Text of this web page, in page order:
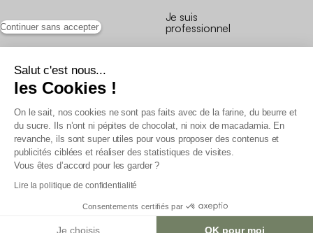
Continuer sans accepter
Salut c'est nous...
les Cookies !
On le sait, nos cookies ne sont pas faits avec de la farine, du beurre et
du sucre. Ils n’ont ni pépites de chocolat, ni noix de macadamia. En
revanche, ils sont super utiles pour vous proposer des contenus et
publicités ciblées et réaliser des statistiques de visites.
Vous êtes d’accord pour les garder ?
Lire la politique de confidentialité
Consentements certifiés par
Je choisis OK pour moi
Je suis
professionnel
Conditions générales de vente
Conditions générales du programme de fidélité
Charte de données personnelles
Conditions générales de vente Pro
Déclaration d’accessibilité